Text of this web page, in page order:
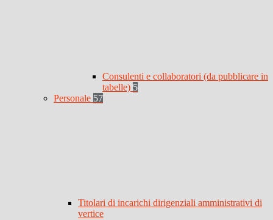
Consulenti e collaboratori (da pubblicare in
tabelle) 5
Personale 57
Titolari di incarichi dirigenziali amministrativi di
vertice